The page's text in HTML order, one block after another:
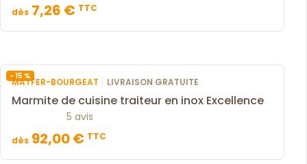
dès 7,26 € TTC
- 15 %
MATFER-BOURGEAT | LIVRAISON GRATUITE
Marmite de cuisine traiteur en inox Excellence
5 avis
dès 92,00 € TTC